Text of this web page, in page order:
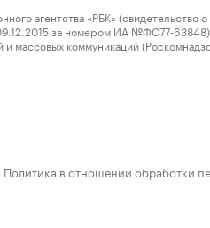
«РБК» (свидетельство о
за номером ИА №ФС77-63848)
массовых коммуникаций
Политика в отношении обработки